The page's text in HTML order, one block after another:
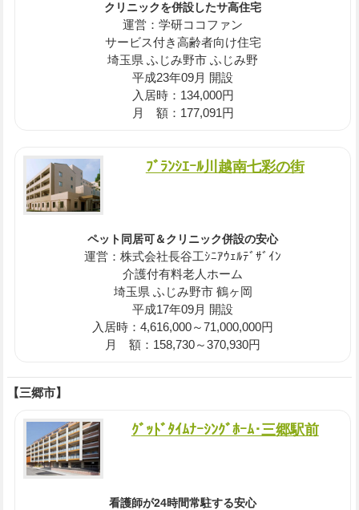
クリニックを併設したサ高住宅
運営：学研ココファン
サービス付き高齢者向け住宅
埼玉県 ふじみ野市 ふじみ野
平成23年09月 開設
入居時：134,000円
月 額：177,091円
ﾌﾞﾗﾝｼｴｰﾙ川越南七彩の街
ペット同居可＆クリニック併設の安心
運営：株式会社長谷工ｼﾆｱｳｪﾙﾃﾞｻﾞｲﾝ
介護付有料老人ホーム
埼玉県 ふじみ野市 鶴ヶ岡
平成17年09月 開設
入居時：4,616,000～71,000,000円
月 額：158,730～370,930円
【三郷市】
ｸﾞｯﾄﾞﾀｲﾑﾅｰｼﾝｸﾞﾎｰﾑ･三郷駅前
看護師が24時間常駐する安心